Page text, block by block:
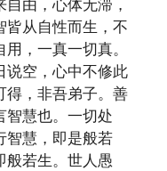
由，心体无滞，
皆从自性而生，不
，一真一切真。
说空，心中不修此
得，非吾弟子。善
智慧也。一切处
智慧，即是般若
般若生。世人愚